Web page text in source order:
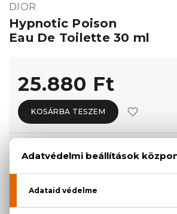
DIOR
Hypnotic Poison
Eau De Toilette 30 ml
25.880 Ft
KOSÁRBA TESZEM
KISZERELÉS KIVÁLASZTÁSA
25.880 Ft